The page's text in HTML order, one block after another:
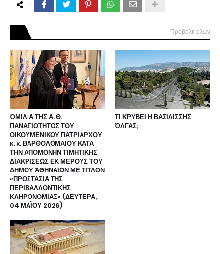
Προβολή όλων
ὉΜΙΛΙΑ ΤΗΣ Α. Θ.
ΠΑΝΑΓΙΟΤΗΤΟΣ ΤΟΥ
ΟΙΚΟΥΜΕΝΙΚΟΥ ΠΑΤΡΙΑΡΧΟΥ
κ. κ. ΒΑΡΘΟΛΟΜΑΙΟΥ ΚΑΤΑ
ΤΗΝ ΑΠΟΜΟΝΗΝ ΤΙΜΗΤΙΚΗΣ
ΔΙΑΚΡΙΣΕΩΣ ΕΚ ΜΕΡΟΥΣ ΤΟΥ
ΔΗΜΟΥ ἈΘΗΝΑΙΩΝ ΜΕ ΤΙΤΛΟΝ
«ΠΡΟΣΤΑΣΙΑ ΤΗΣ
ΠΕΡΙΒΑΛΛΟΝΤΙΚΗΣ
ΚΛΗΡΟΝΟΜΙΑΣ» (ΔΕΥΤΕΡΑ,
04 ΜΑΪΟΥ 2026)
ΤΙ ΚΡΥΒΕΙ Η ΒΑΣΙΛΙΣΣΗΣ
ΌΛΓΑΣ;